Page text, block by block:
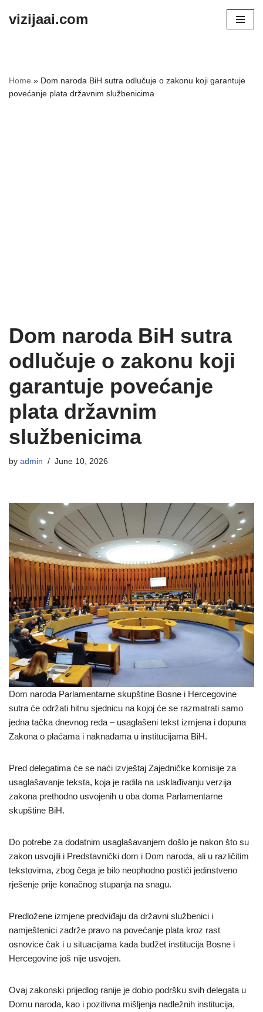
vizijaai.com
Home » Dom naroda BiH sutra odlučuje o zakonu koji garantuje
povećanje plata državnim službenicima
Dom naroda BiH sutra
odlučuje o zakonu koji
garantuje povećanje
plata državnim
službenicima
by admin June 10, 2026
Dom naroda Parlamentarne skupštine Bosne i Hercegovine
sutra će održati hitnu sjednicu na kojoj će se razmatrati samo
jedna tačka dnevnog reda – usaglašeni tekst izmjena i dopuna
Zakona o plaćama i naknadama u institucijama BiH.
Pred delegatima će se naći izvještaj Zajedničke komisije za
usaglašavanje teksta, koja je radila na usklađivanju verzija
zakona prethodno usvojenih u oba doma Parlamentarne
skupštine BiH.
Do potrebe za dodatnim usaglašavanjem došlo je nakon što su
zakon usvojili i Predstavnički dom i Dom naroda, ali u različitim
tekstovima, zbog čega je bilo neophodno postići jedinstveno
rješenje prije konačnog stupanja na snagu.
Predložene izmjene predviđaju da državni službenici i
namještenici zadrže pravo na povećanje plata kroz rast
osnovice čak i u situacijama kada budžet institucija Bosne i
Hercegovine još nije usvojen.
Ovaj zakonski prijedlog ranije je dobio podršku svih delegata u
Domu naroda, kao i pozitivna mišljenja nadležnih institucija,